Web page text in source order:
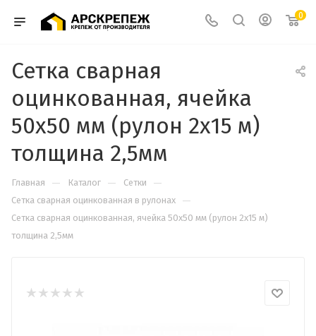
0
Сетка сварная
оцинкованная, ячейка
50х50 мм (рулон 2х15 м)
толщина 2,5мм
Главная — Каталог — Сетки —
Сетка сварная оцинкованная в рулонах —
Сетка сварная оцинкованная, ячейка 50х50 мм (рулон 2х15 м)
толщина 2,5мм